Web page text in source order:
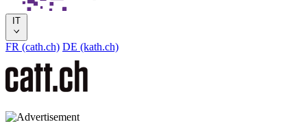
IT
FR (cath.ch) DE (kath.ch)